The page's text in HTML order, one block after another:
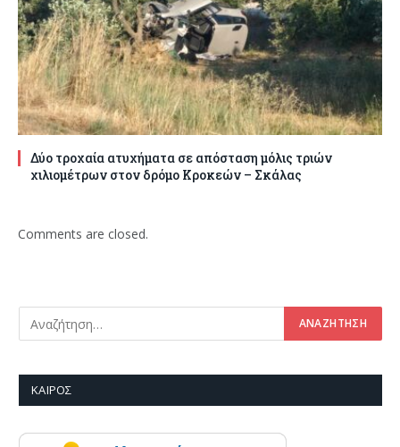
Δύο τροχαία ατυχήματα σε απόσταση μόλις τριών
χιλιομέτρων στον δρόμο Κροκεών – Σκάλας
Comments are closed.
ΚΑΙΡΌΣ